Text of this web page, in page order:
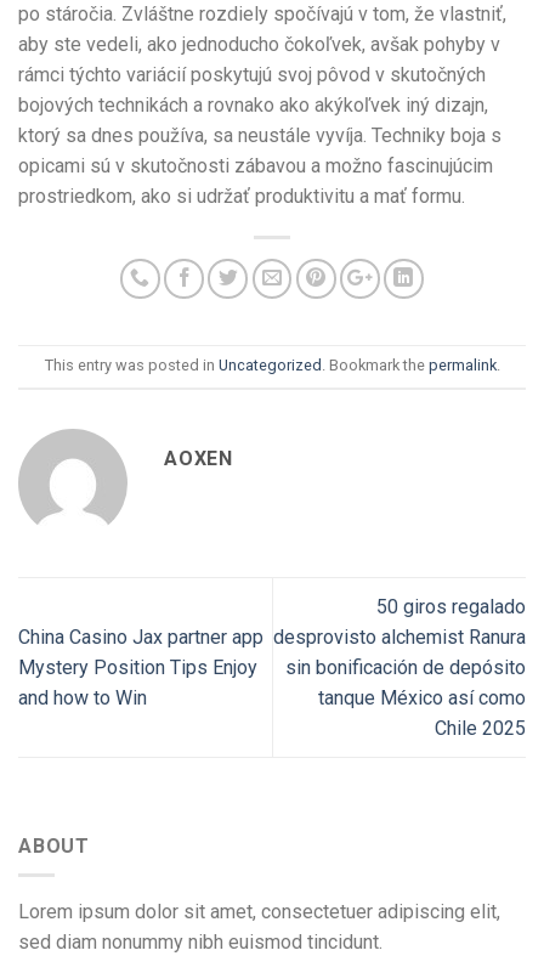
po stáročia. Zvláštne rozdiely spočívajú v tom, že vlastniť,
aby ste vedeli, ako jednoducho čokoľvek, avšak pohyby v
rámci týchto variácií poskytujú svoj pôvod v skutočných
bojových technikách a rovnako ako akýkoľvek iný dizajn,
ktorý sa dnes používa, sa neustále vyvíja. Techniky boja s
opicami sú v skutočnosti zábavou a možno fascinujúcim
prostriedkom, ako si udržať produktivitu a mať formu.
This entry was posted in Uncategorized . Bookmark the permalink.
AOXEN
China Casino Jax partner app
Mystery Position Tips Enjoy
and how to Win
50 giros regalado
desprovisto alchemist Ranura
sin bonificación de depósito
tanque México así­ como
Chile 2025
ABOUT
Lorem ipsum dolor sit amet, consectetuer adipiscing elit,
sed diam nonummy nibh euismod tincidunt.